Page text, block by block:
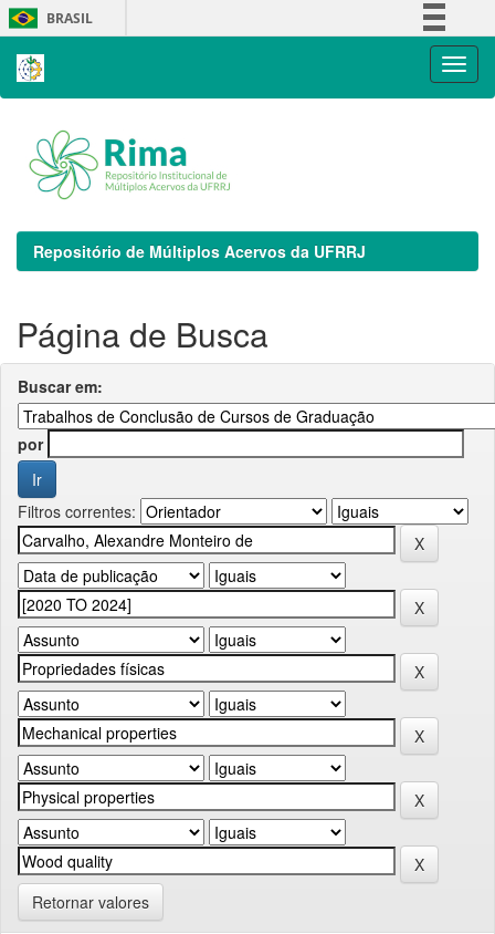
Skip
navigation
BRASIL
Repositório de Múltiplos Acervos da UFRRJ
Página de Busca
Buscar em:
por
Filtros correntes:
Retornar valores